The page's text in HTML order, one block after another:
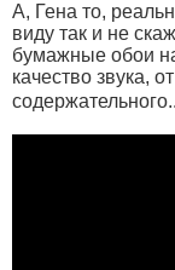
А, Гена то,
виду так и не
бумажные обои
качество звука,